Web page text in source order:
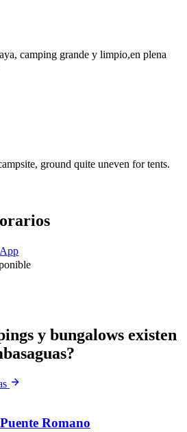
camping grande y limpio,en plena
ground quite uneven for tents.
y bungalows existen
Romano